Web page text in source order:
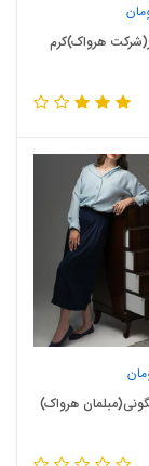
هرواک)کرم
هرواک)